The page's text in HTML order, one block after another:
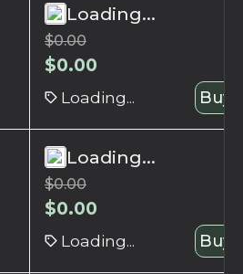
Loading...
$0.00
$0.00
Loading... Buy
Loading...
$0.00
$0.00
Loading... Buy